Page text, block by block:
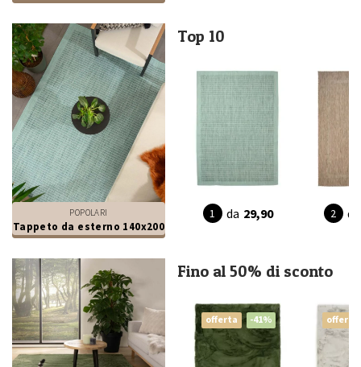
POPOLARI
Tappeto da esterno 140x200
Top 10
da 29,90 da
Fino al 50% di sconto
offerta -41% offerta